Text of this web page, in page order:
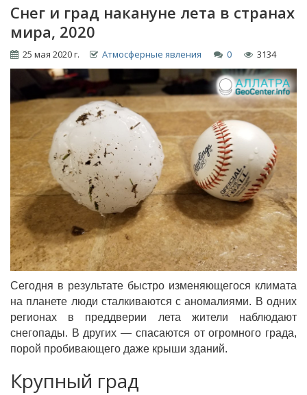
Снег и град накануне лета в странах
мира, 2020
25 мая 2020 г. Атмосферные явления 0 3134
Сегодня в результате быстро изменяющегося климата
на планете люди сталкиваются с аномалиями. В одних
регионах в преддверии лета жители наблюдают
снегопады. В других — спасаются от огромного града,
порой пробивающего даже крыши зданий.
Крупный град